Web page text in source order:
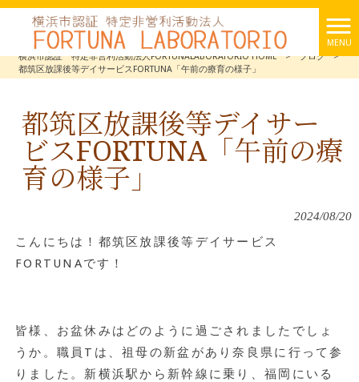
MENU
横浜市認証 特定非営利活動法人FORTUNALABORATORIO HOME
> ブログ
>
都筑区放課後等デイサービスFORTUNA「午前の療育の様子」
都筑区放課後等デイサー
ビスFORTUNA「午前の療
育の様子」
2024/08/20
こんにちは！都筑区放課後等デイサービス
FORTUNAです！
皆様、お盆休みはどのように過ごされましたでしょ
うか。職員Tは、祖母の新盆があり奈良県に行って参
りました。新横浜駅から新幹線に乗り、福岡にいる